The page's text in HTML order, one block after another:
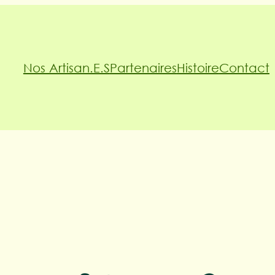
Nos Artisan.e.sPartenairesHistoireContact